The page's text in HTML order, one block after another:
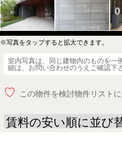
※写真をタップすると拡大できます。
室内写真は、同じ建物内のものを一
細は、お問い合わせのうえご確認下
♡ この物件を検討物件リスト